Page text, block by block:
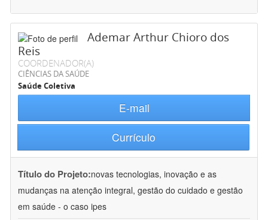
Ademar Arthur Chioro dos
Reis
COORDENADOR(A)
CIÊNCIAS DA SAÚDE
Saúde Coletiva
E-mail
Currículo
Título do Projeto:novas tecnologias, inovação e as
mudanças na atenção integral, gestão do cuidado e gestão
em saúde - o caso ipes